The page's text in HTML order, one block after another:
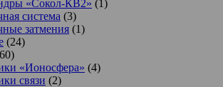
«Сокол-КВ2» (1)
система (3)
затмения (1)
(24)
«Ионосфера» (4)
связи (2)